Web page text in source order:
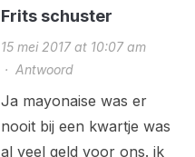
Frits schuster
15 mei 2017 at 10:07 am
· Antwoord
Ja mayonaise was er
nooit bij een kwartje was
al veel geld voor ons. ik